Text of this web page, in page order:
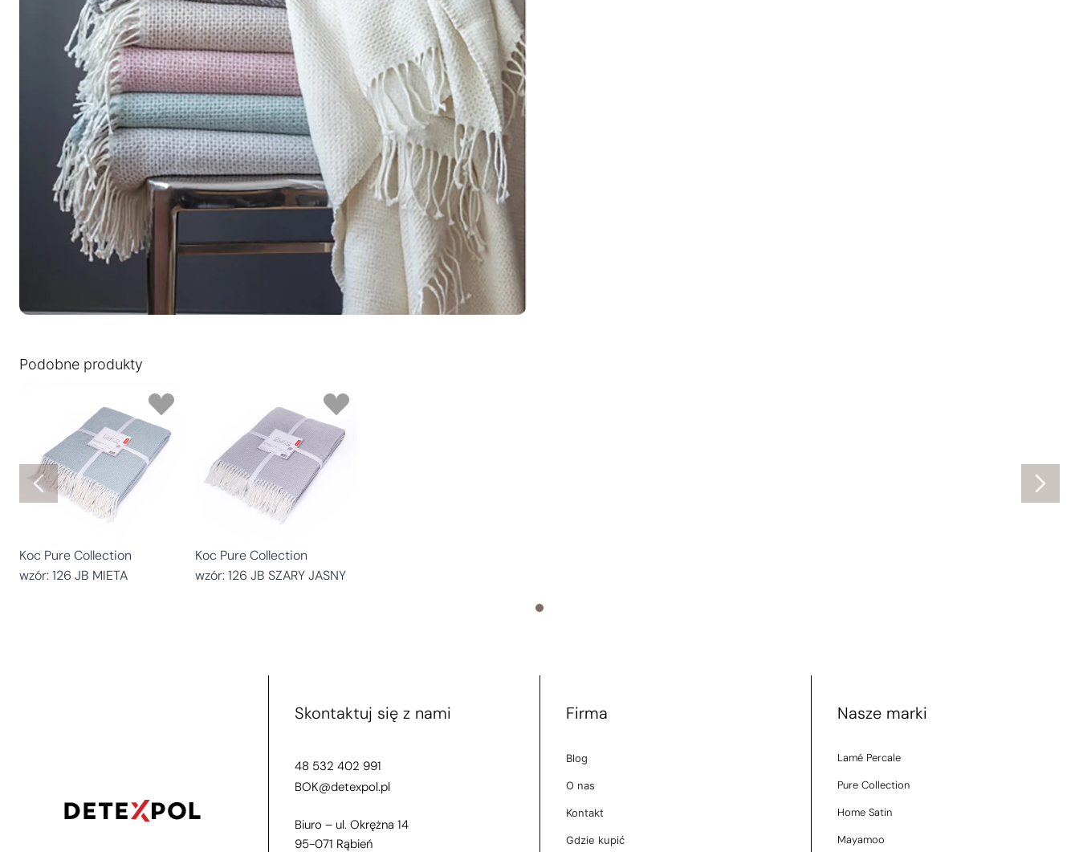
Podobne produkty
Koc Pure Collection
wzór: 126 JB MIETA
Koc Pure Collection
wzór: 126 JB SZARY JASNY
Skontaktuj się z nami
48 532 402 991
BOK@detexpol.pl
Biuro – ul. Okrężna 14
95-071 Rąbień
Firma
Blog
O nas
Kontakt
Gdzie kupić
Nasze marki
Lamé Percale
Pure Collection
Home Satin
Mayamoo